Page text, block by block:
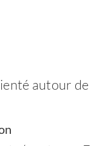
autour de